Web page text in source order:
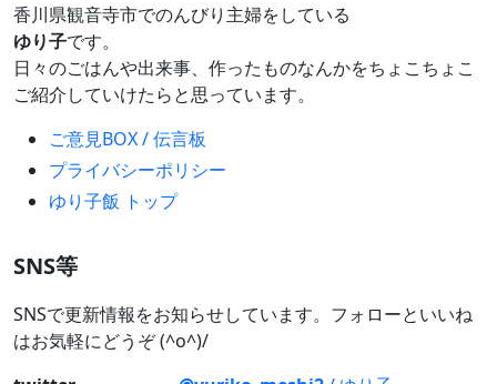
香川県観音寺市でのんびり主婦をしている
ゆり子です。
日々のごはんや出来事、作ったものなんかをちょこちょこ
ご紹介していけたらと思っています。
ご意見BOX / 伝言板
プライバシーポリシー
ゆり子飯 トップ
SNS等
SNSで更新情報をお知らせしています。フォローといいね
はお気軽にどうぞ (^o^)/